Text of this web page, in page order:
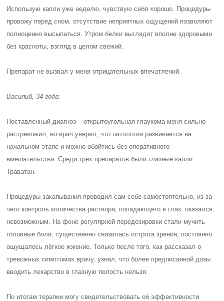
Использую капли уже неделю, чувствую себя хорошо. Процедуры
провожу перед сном, отсутствие неприятных ощущений позволяют
полноценно высыпаться. Утром белки выглядят вполне здоровыми
без красноты, взгляд в целом свежий.
Препарат не вызвал у меня отрицательных впечатлений.
Василий, 34 года:
Поставленный диагноз – открытоугольная глаукома меня сильно
растревожил, но врач уверял, что патология развивается на
начальном этапе и можно обойтись без оперативного
вмешательства. Среди трёх препаратов были глазные капли
Траватан.
Процедуры закапывания проводил сам себе самостоятельно, из-за
чего контроль количества раствора, попадающего в глаз, оказался
невозможным. На фоне регулярной передозировки стали мучить
головные боли, существенно снизилась острота зрения, постоянно
ощущалось лёгкое жжение. Только после того, как рассказал о
тревожных симптомах врачу, узнал, что более предписанной дозы
вводить лекарство в глазную полость нельзя.
По итогам терапии могу свидетельствовать об эффективности